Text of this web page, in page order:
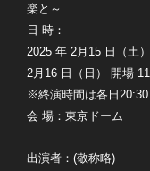
楽と～
日 時：
2025 年 2月15 日（土
2月16 日（日） 開場
※終演時間は各日20:30
会 場：東京ドーム
出演者：(敬称略)